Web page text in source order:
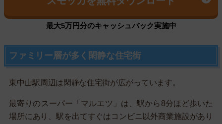
最大5万円分のキャッシュバック実施中
ファミリー層が多く閑静な住宅街
東中山駅周辺は閑静な住宅街が広がっています。
最寄りのスーパー「マルエツ」は、駅から8分ほど歩いた
場所にあり、駅を出てすぐはコンビニ以外商業施設があり